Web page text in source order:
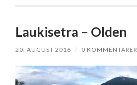
Laukisetra – Olden
20. AUGUST 2016 / 0 KOMMENTARER